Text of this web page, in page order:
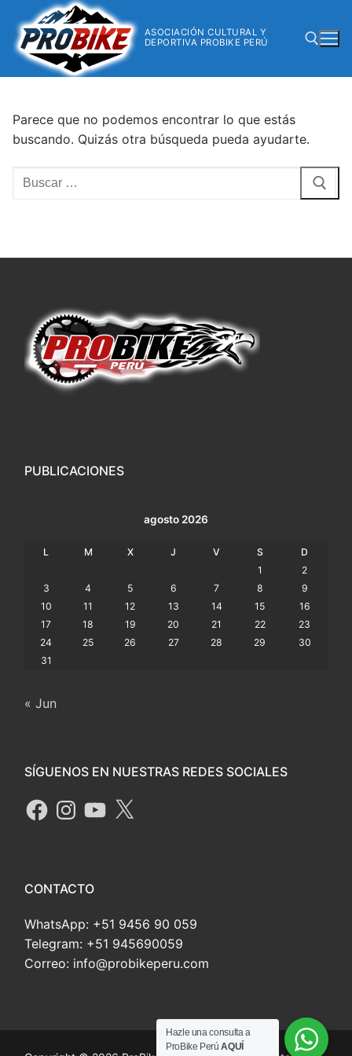
ASOCIACIÓN CULTURAL Y
DEPORTIVA PROBIKE PERÚ
Parece que no podemos encontrar lo que estás
buscando. Quizás otra búsqueda pueda ayudarte.
PUBLICACIONES
agosto 2026
L M X J V S
D
1
2
3
4 5 6 7 8
9
10
11 12 13 14 15
16
17
18 19 20 21 22
23
24
25 26 27 28 29
30
31
« Jun
SÍGUENOS EN NUESTRAS REDES SOCIALES
CONTACTO
WhatsApp: +51 9456 90 059
Telegram: +51 945690059
Correo: info@probikeperu.com
Hazle una consulta a
ProBike PerúAQUÍ